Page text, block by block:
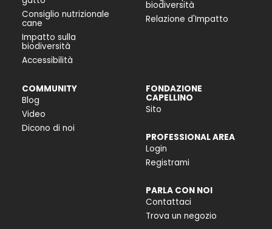
Consiglio nutrizionale
cane
Impatto sulla
biodiversità
Accessibilità
biodiversità
Relazione d'Impatto
COMMUNITY
Blog
Video
Dicono di noi
FONDAZIONE
CAPELLINO
Sito
PROFESSIONAL AREA
Login
Registrami
PARLA CON NOI
Contattaci
Trova un negozio